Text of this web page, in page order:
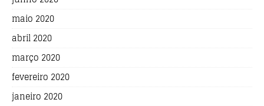
maio 2020
abril 2020
março 2020
fevereiro 2020
janeiro 2020